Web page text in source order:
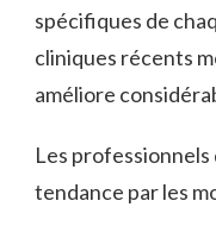
spécifiques de
cliniques récents
améliore
Les
tendance par les